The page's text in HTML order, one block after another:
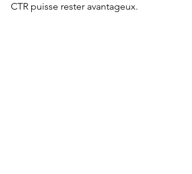
CTR puisse rester avantageux.